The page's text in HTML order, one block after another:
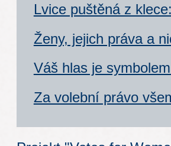
Lvice puštěná z
Ženy, jejich práva a
Váš hlas je
Za volební právo